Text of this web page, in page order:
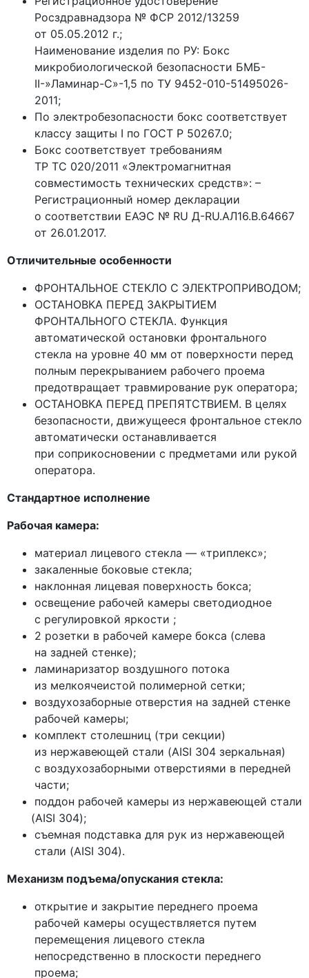
Росздравнадзора № ФСР 2012/13259
от 05.05.2012 г.;
Наименование изделия по РУ: Бокс
микробиологической безопасности БМБ-
II-»Ламинар-С»-1,5 по ТУ 9452-010-51495026-
2011;
По электробезопасности бокс соответствует
классу защиты I по ГОСТ Р 50267.0;
Бокс соответствует требованиям
ТР ТС 020/2011 «Электромагнитная
совместимость технических средств»: –
Регистрационный номер декларации
о соответствии ЕАЭС № RU Д-RU.АЛ16.B.64667
от 26.01.2017.
Отличительные особенности
ФРОНТАЛЬНОЕ СТЕКЛО С ЭЛЕКТРОПРИВОДОМ;
ОСТАНОВКА ПЕРЕД ЗАКРЫТИЕМ
ФРОНТАЛЬНОГО СТЕКЛА. Функция
автоматической остановки фронтального
стекла на уровне 40 мм от поверхности перед
полным перекрыванием рабочего проема
предотвращает травмирование рук оператора;
ОСТАНОВКА ПЕРЕД ПРЕПЯТСТВИЕМ. В целях
безопасности, движущееся фронтальное стекло
автоматически останавливается
при соприкосновении с предметами или рукой
оператора.
Стандартное исполнение
Рабочая камера:
материал лицевого стекла — «триплекс»;
закаленные боковые стекла;
наклонная лицевая поверхность бокса;
освещение рабочей камеры светодиодное
с регулировкой яркости ;
2 розетки в рабочей камере бокса (слева
на задней стенке);
ламинаризатор воздушного потока
из мелкоячеистой полимерной сетки;
воздухозаборные отверстия на задней стенке
рабочей камеры;
комплект столешниц (три секции)
из нержавеющей стали (AISI 304 зеркальная)
с воздухозаборными отверстиями в передней
части;
поддон рабочей камеры из нержавеющей стали
(AISI 304);
съемная подставка для рук из нержавеющей
стали (AISI 304).
Механизм подъема/опускания стекла:
открытие и закрытие переднего проема
рабочей камеры осуществляется путем
перемещения лицевого стекла
непосредственно в плоскости переднего
проема;